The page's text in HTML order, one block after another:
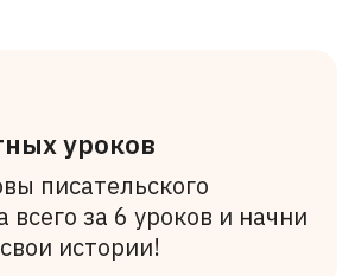
уроков
писательского
всего за 6 уроков и начни
истории!